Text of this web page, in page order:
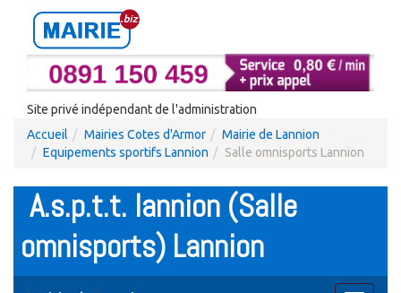
Site privé indépendant de l'administration
Accueil
Mairies Cotes d'Armor
Mairie de Lannion
Equipements sportifs Lannion
Salle omnisports Lannion
A.s.p.t.t. lannion (Salle
omnisports) Lannion